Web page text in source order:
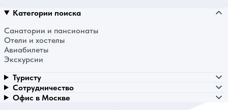
Категории поиска
Санатории и пансионаты
Отели и хостелы
Авиабилеты
Экскурсии
Туристу
Сотрудничество
Офис в Москве